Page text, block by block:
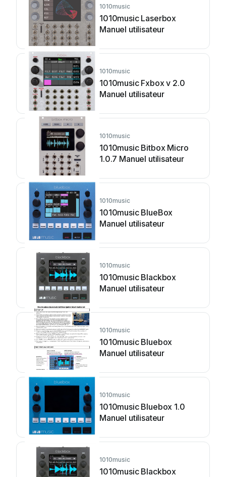
1010music
1010music Laserbox
Manuel utilisateur
1010music
1010music Fxbox v 2.0
Manuel utilisateur
1010music
1010music Bitbox Micro
1.0.7 Manuel utilisateur
1010music
1010music BlueBox
Manuel utilisateur
1010music
1010music Blackbox
Manuel utilisateur
1010music
1010music Bluebox
Manuel utilisateur
1010music
1010music Bluebox 1.0
Manuel utilisateur
1010music
1010music Blackbox